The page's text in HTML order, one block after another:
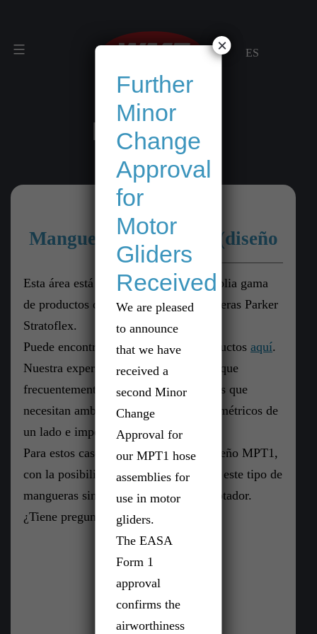
al
IMPERIAL
Mangueras imperiales (diseño
americano)
Esta área está cubierta por nuestra amplia gama
de productos de alta calidad de mangueras Parker
Stratoflex.
Puede encontrar detalles de estos productos aquí.
Nuestra experiencia nos ha enseñado, que
frecuentemente se necesitan mangueras que
necesitan ambas variantes de fittings: métricos de
un lado e imperial del otro.
Para estos casos WMT le ofrece el diseño MPT1,
con la posibilidad de montar a presión este tipo de
mangueras sin la necesidad de un adaptador.
¿Tiene preguntas? ¡Contáctenos!
Further
Minor
Change
Approval
for
Motor
Gliders
Received
We are pleased
to announce
that we have
received a
second Minor
Change
Approval for
our MPT1 hose
assemblies for
use in motor
gliders.
The EASA
Form 1
approval
confirms the
airworthiness
×